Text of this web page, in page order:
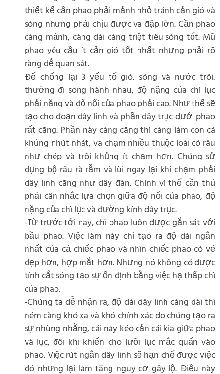
thiết kế cần phao phải mảnh nhỏ tránh cản gió và
sóng nhưng phải chịu được va đập lớn. Cần phao
càng mảnh, càng dài càng triệt tiêu sóng tốt. Mũ
phao yêu cầu ít cản gió tốt nhất nhưng phải rõ
ràng dễ quan sát.
Để chống lại 3 yếu tố gió, sóng và nước trôi,
thường đi song hành nhau, độ nặng của chì lục
phải nặng và độ nổi của phao phải cao. Như thế sẽ
tạo cho đoạn dây linh và phần dây trục dưới phao
rất căng. Phần này càng căng thì càng làm con cá
khủng nhút nhát, va chạm nhiều thuộc loài có râu
như chép và trôi khủng ít chạm hơn. Chúng sử
dụng bộ râu rà rẫm và lùi ngay lại khi chạm phải
dây linh căng như dây đàn. Chính vì thế cần thủ
phải cân nhắc lựa chọn giữa độ nổi của phao, độ
nặng của chì lục và đường kính dây trục.
-Từ trước tới nay, chì phao luôn được gắn sát với
bầu phao. Việc làm này chỉ tạo ra độ dài ngắn
nhất của cả chiếc phao và nhìn chiếc phao có vẻ
đẹp hơn, hợp mắt hơn. Nhưng nó không có được
tính cắt sóng tạo sự ổn định bằng việc hạ thấp chì
của phao.
-Chúng ta dễ nhận ra, độ dài dây linh càng dài thì
ném càng khó xa và khó chính xác do chúng tạo ra
sự nhùng nhằng, cái này kéo cản cái kia giữa phao
và lục, đôi khi khiến cho lưỡi lục mắc quấn vào
phao. Việc rút ngắn dây linh sẽ hạn chế được việc
đó nhưng lại làm tăng nguy cơ gây lộ. Điều này